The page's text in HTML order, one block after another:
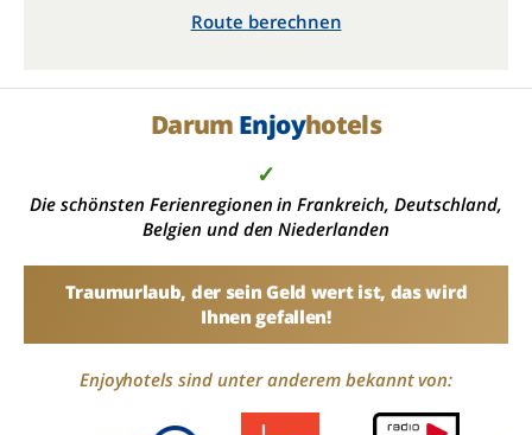
Route berechnen
Darum Enjoyhotels
✓
Die schönsten Ferienregionen in Frankreich, Deutschland,
Belgien und den Niederlanden
Traumurlaub, der sein Geld wert ist, das wird
Ihnen gefallen!
Enjoyhotels sind unter anderem bekannt von: